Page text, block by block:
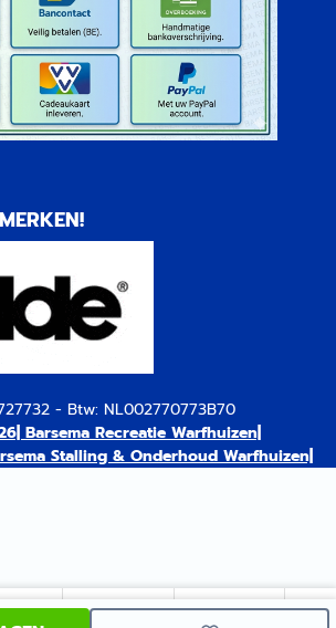
- Btw: NL002770773B70
Barsema Recreatie Warfhuizen|
Stalling & Onderhoud Warfhuizen|